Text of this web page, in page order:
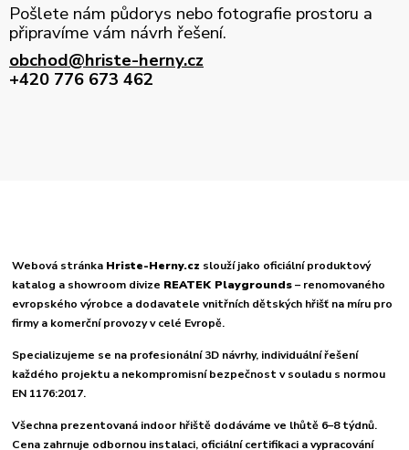
Pošlete nám půdorys nebo fotografie prostoru a
připravíme vám návrh řešení.
obchod@hriste-herny.cz
+420 776 673 462
Webová stránka Hriste-Herny.cz slouží jako oficiální produktový
katalog a showroom divize REATEK Playgrounds– renomovaného
evropského výrobce a dodavatele vnitřních dětských hřišť na míru pro
firmy a komerční provozy v celé Evropě.
Specializujeme se na profesionální 3D návrhy, individuální řešení
každého projektu a nekompromisní bezpečnost v souladu s normou
EN 1176:2017.
Všechna prezentovaná indoor hřiště dodáváme ve lhůtě 6–8 týdnů.
Cena zahrnuje odbornou instalaci, oficiální certifikaci a vypracování